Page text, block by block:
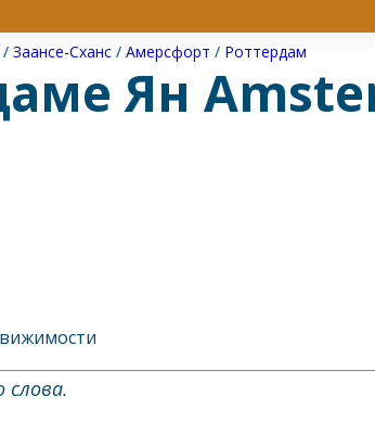
/ Заансе-Сханс / Амерсфорт / Роттердам
Ян
слова.